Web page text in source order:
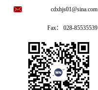
cdxhjs01@sina.com
Fax： 028-85535539